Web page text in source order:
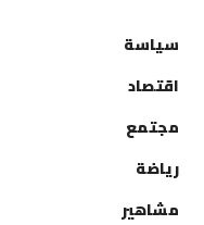
سياسة
اقتصاد
مجتمع
رياضة
مشاهير